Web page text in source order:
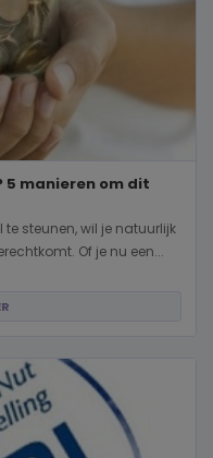
5 manieren om dit
steunen, wil je natuurlijk
Of je nu een...